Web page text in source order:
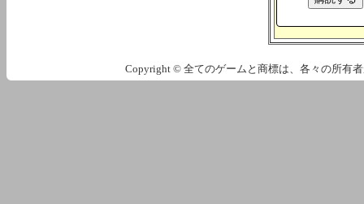
Copyright © 全てのゲームと商標は、各々の所有